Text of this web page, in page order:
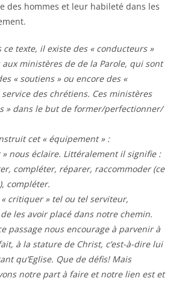
des hommes et leur habileté dans les
ce texte, il existe des « conducteurs »
ministères de de la Parole, qui sont
« soutiens » ou encore des «
des chrétiens. Ces ministères
» dans le but de former/perfectionner/
cet « équipement » :
» nous éclaire. Littéralement il signifie :
compléter, réparer, raccommoder (ce
compléter.
critiquer » tel ou tel serviteur,
les avoir placé dans notre chemin.
passage nous encourage à parvenir à
à la stature de Christ, c’est-à-dire lui
qu’Eglise. Que de défis! Mais
notre part à faire et notre lien est et